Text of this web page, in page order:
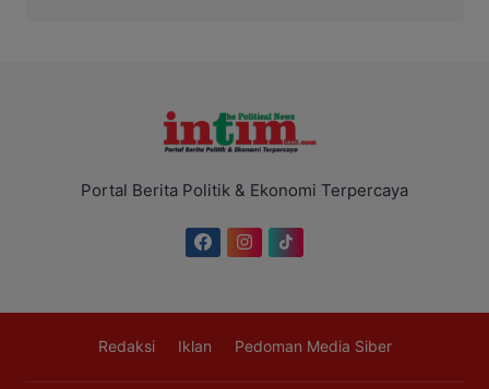
Portal Berita Politik & Ekonomi Terpercaya
Redaksi Iklan Pedoman Media Siber